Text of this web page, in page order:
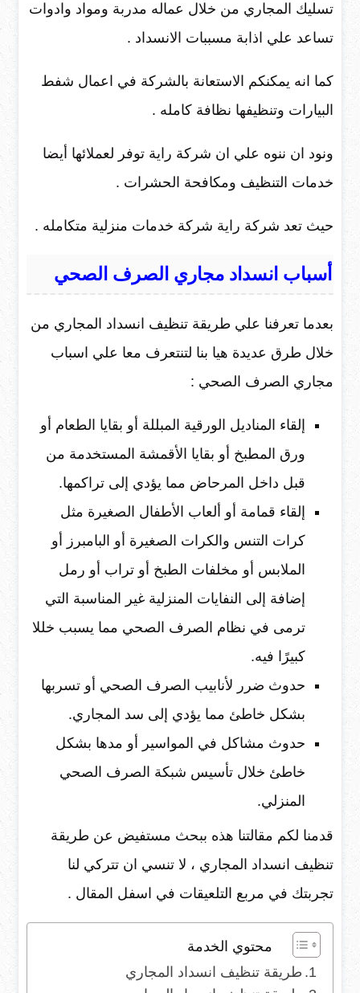
تسليك المجاري من خلال عماله مدربة ومواد وادوات
تساعد علي اذابة مسببات الانسداد .
كما انه يمكنكم الاستعانة بالشركة في اعمال شفط
البيارات وتنظيفها نظافة كامله .
ونود ان ننوه علي ان شركة راية توفر لعملائها أيضا
خدمات التنظيف ومكافحة الحشرات .
حيث تعد شركة راية شركة خدمات منزلية متكامله .
أسباب انسداد مجاري الصرف الصحي
بعدما تعرفنا علي طريقة تنظيف انسداد المجاري من
خلال طرق عديدة هيا بنا لتنتعرف معا علي اسباب
مجاري الصرف الصحي :
إلقاء المناديل الورقية المبللة أو بقايا الطعام أو
ورق المطبخ أو بقايا الأقمشة المستخدمة من
قبل داخل المرحاض مما يؤدي إلى تراكمها.
إلقاء قمامة أو ألعاب الأطفال الصغيرة مثل
كرات التنس والكرات الصغيرة أو البامبرز أو
الملابس أو مخلفات الطبخ أو تراب أو رمل
إضافة إلى النفايات المنزلية غير المناسبة التي
ترمى في نظام الصرف الصحي مما يسبب خللا
كبيرًا فيه.
حدوث ضرر لأنابيب الصرف الصحي أو تسربها
بشكل خاطئ مما يؤدي إلى سد المجاري.
حدوث مشاكل في المواسير أو مدها بشكل
خاطئ خلال تأسيس شبكة الصرف الصحي
المنزلي.
قدمنا لكم مقالتنا هذه ببحث مستفيض عن طريقة
تنظيف انسداد المجاري ، لا تنسي ان تتركي لنا
تجربتك في مربع التلعيقات في اسفل المقال .
محتوي الخدمة
طريقة تنظيف انسداد المجاري